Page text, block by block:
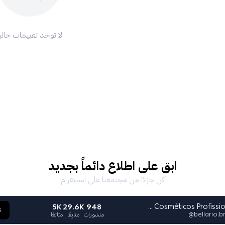
لا توجد تقييمات
ابق على اطلاع دائماً بجديد
كن جزءًا من مجتمعنا على انستقرام
Bella Rio Cosméticos Profissional
@
948
منشورات
29.6K
متابِعًا
5K
متابَعًا